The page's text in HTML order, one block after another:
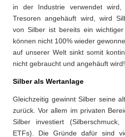
in der Industrie verwendet
Tresoren angehäuft wird, wird
von Silber ist bereits ein
können nicht 100% wieder
auf unserer Welt sinkt somit
nicht gebraucht und angehäuft wird!
Silber als Wertanlage
Gleichzeitig gewinnt Silber seine
zurück. Vor allem im privaten
Silber investiert
ETFs). Die Gründe dafür sind